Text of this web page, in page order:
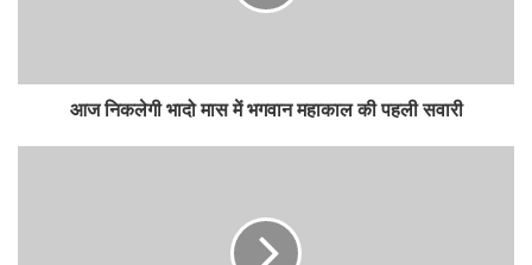
आज निकलेगी भादो मास में भगवान महाकाल की पहली सवारी